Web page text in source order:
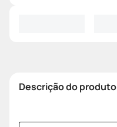
Descrição do produto